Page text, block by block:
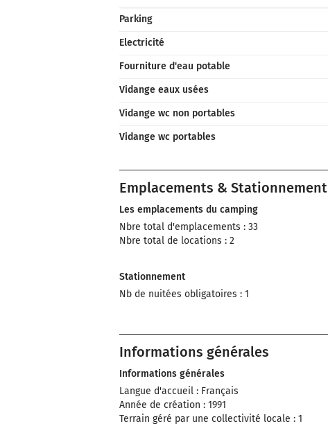
Parking
Electricité
Fourniture d'eau potable
Vidange eaux usées
Vidange wc non portables
Vidange wc portables
Emplacements & Stationnement
Les emplacements du camping
Nbre total d'emplacements : 33
Nbre total de locations : 2
Stationnement
Nb de nuitées obligatoires : 1
Informations générales
Informations générales
Langue d'accueil : Français
Année de création : 1991
Terrain géré par une collectivité locale : 1